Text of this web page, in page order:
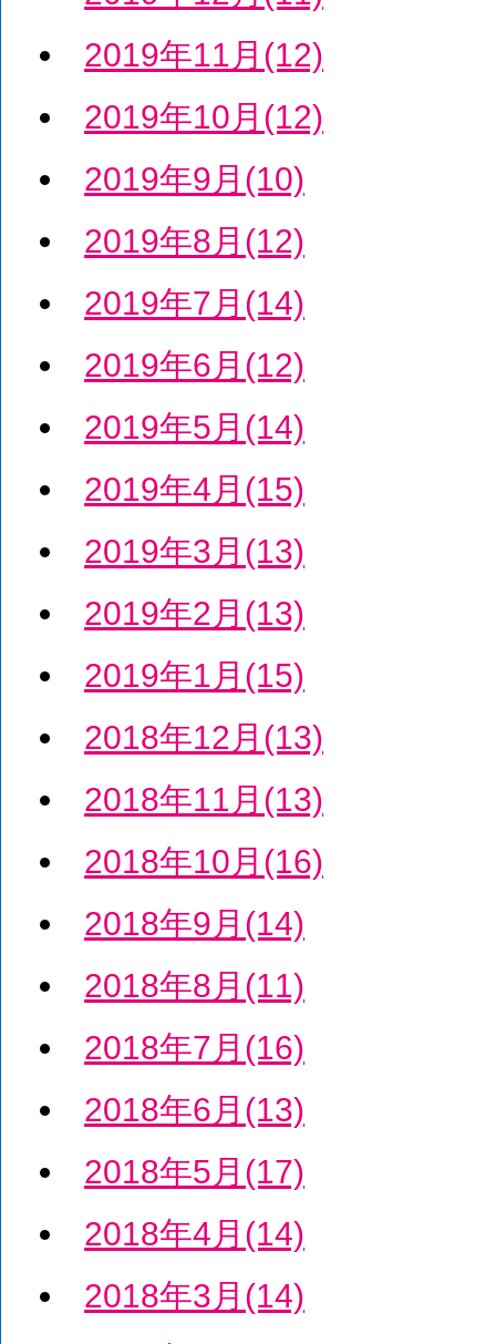
2019年11月(12)
2019年10月(12)
2019年9月(10)
2019年8月(12)
2019年7月(14)
2019年6月(12)
2019年5月(14)
2019年4月(15)
2019年3月(13)
2019年2月(13)
2019年1月(15)
2018年12月(13)
2018年11月(13)
2018年10月(16)
2018年9月(14)
2018年8月(11)
2018年7月(16)
2018年6月(13)
2018年5月(17)
2018年4月(14)
2018年3月(14)